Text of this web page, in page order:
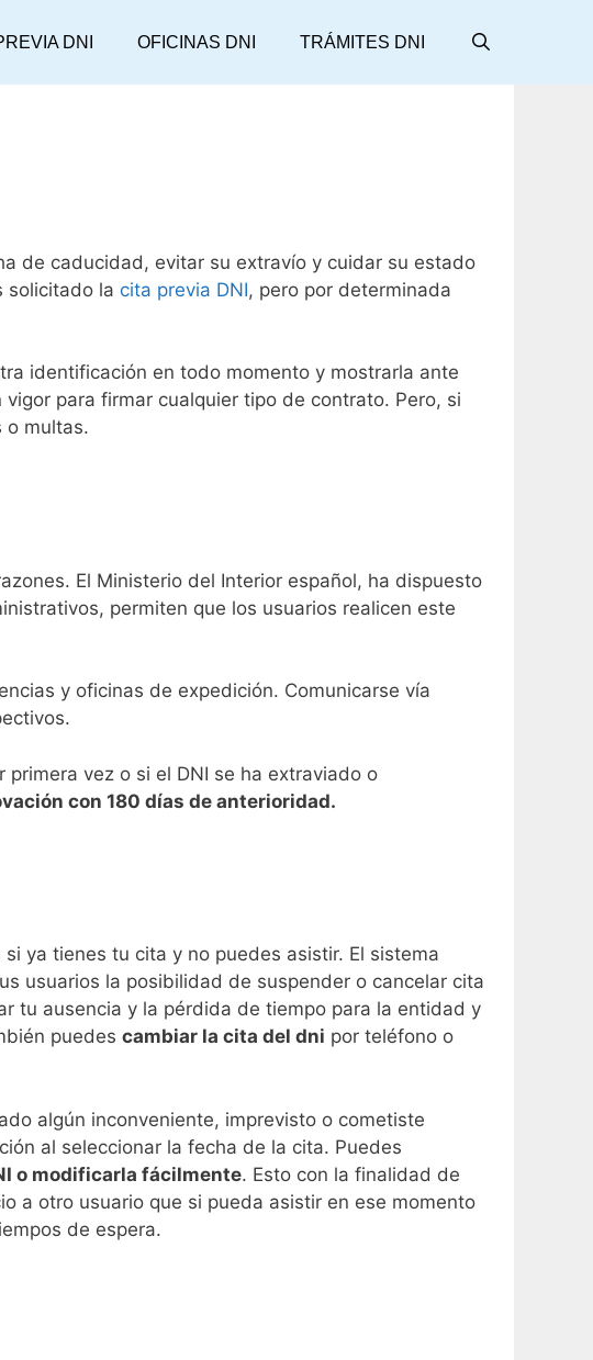
DNI OFICINAS DNI TRÁMITES DNI
de caducidad, evitar su extravío y cuidar su estado
solicitado la cita previa DNI, pero por determinada
identificación en todo momento y mostrarla ante
para firmar cualquier tipo de contrato. Pero, si
o multas.
El Ministerio del Interior español, ha dispuesto
permiten que los usuarios realicen este
y oficinas de expedición. Comunicarse vía
vez o si el DNI se ha extraviado o
con 180 días de anterioridad.
si ya tienes tu cita y no puedes asistir. El sistema
usuarios la posibilidad de suspender o cancelar cita
tu ausencia y la pérdida de tiempo para la entidad y
puedes cambiar la cita del dni por teléfono o
algún inconveniente, imprevisto o cometiste
al seleccionar la fecha de la cita. Puedes
o modificarla fácilmente. Esto con la finalidad de
a otro usuario que si pueda asistir en ese momento
de espera.